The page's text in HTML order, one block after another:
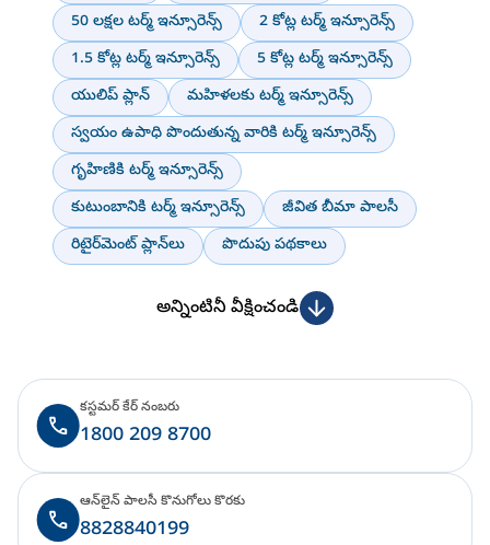
50 లక్షల టర్మ్ ఇన్సూరెన్స్
2 కోట్ల టర్మ్ ఇన్సూరెన్స్
1.5 కోట్ల టర్మ్ ఇన్సూరెన్స్
5 కోట్ల టర్మ్ ఇన్సూరెన్స్
యులిప్ ప్లాన్
మహిళలకు టర్మ్ ఇన్సూరెన్స్
స్వయం ఉపాధి పొందుతున్న వారికి టర్మ్ ఇన్సూరెన్స్
గృహిణికి టర్మ్ ఇన్సూరెన్స్
కుటుంబానికి టర్మ్ ఇన్సూరెన్స్
జీవిత బీమా పాలసీ
రిటైర్‌మెంట్ ప్లాన్‌లు
పొదుపు పథకాలు
అన్నింటినీ వీక్షించండి
1800 209 8700
కస్టమర్ కేర్ నంబరు
8828840199
ఆన్‌లైన్ పాలసీ కొనుగోలు కొరకు